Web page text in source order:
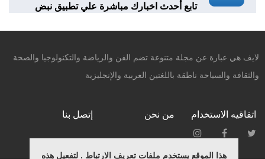
تابع أحدث اخبارك مباشرة علي تطبيق نبض
هذا الموقع يستخدم ملفات تعريف الارتباط . لتفعيل هذه
لايف هي عبارة عن مجلة متنوعة تضم الفن والرياضة والتكنولوجيا والصحة
والثقافة والسياحة ناطقة باللغتين العربية والإنجليزية
اتفاقيه الاستخدام من نحن إتصل بنا